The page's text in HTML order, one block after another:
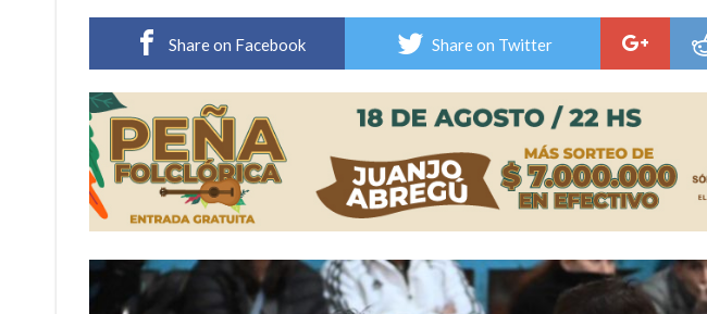
Share on Facebook Share on Twitter